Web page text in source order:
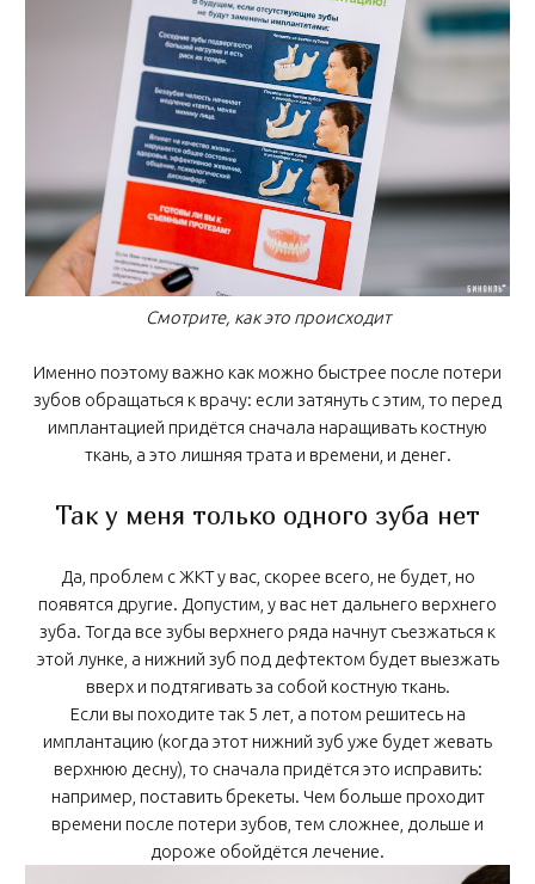
Смотрите, как это происходит
Именно поэтому важно как можно быстрее после потери
зубов обращаться к врачу: если затянуть с этим, то перед
имплантацией придётся сначала наращивать костную
ткань, а это лишняя трата и времени, и денег.
Так у меня только одного зуба нет
Да, проблем с ЖКТ у вас, скорее всего, не будет, но
появятся другие. Допустим, у вас нет дальнего верхнего
зуба. Тогда все зубы верхнего ряда начнут съезжаться к
этой лунке, а нижний зуб под дефтектом будет выезжать
вверх и подтягивать за собой костную ткань.
Если вы походите так 5 лет, а потом решитесь на
имплантацию (когда этот нижний зуб уже будет жевать
верхнюю десну), то сначала придётся это исправить:
например, поставить брекеты. Чем больше проходит
времени после потери зубов, тем сложнее, дольше и
дороже обойдётся лечение.